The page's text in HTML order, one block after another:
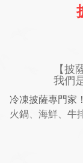
【
我們
冷凍披薩專門家！
火鍋、海鮮、牛